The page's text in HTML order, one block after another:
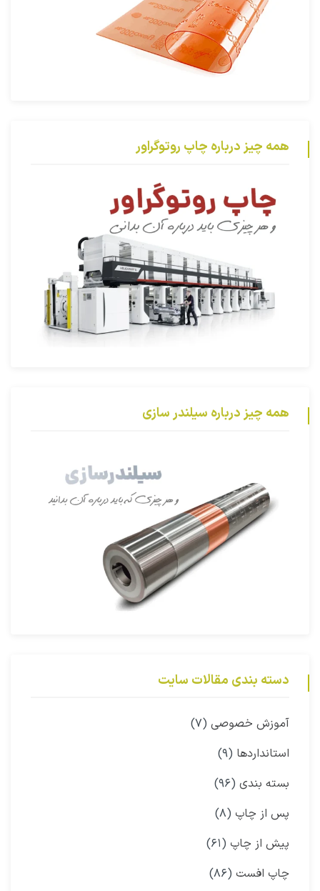
همه چیز درباره چاپ روتوگراور
همه چیز درباره سیلندر سازی
دسته بندی مقالات سایت
آموزش خصوصی (۷)
استانداردها (۹)
بسته بندی (۹۶)
پس از چاپ (۸)
پیش از چاپ (۶۱)
چاپ افست (۸۶)